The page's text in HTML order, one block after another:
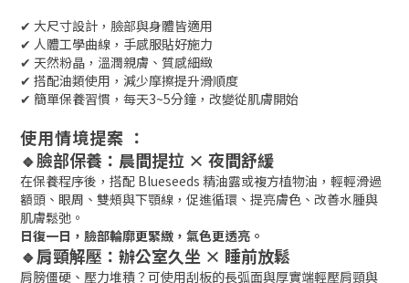
✔ 大尺寸設計，臉部與身體皆適用
✔ 人體工學曲線，手感服貼好施力
✔ 天然粉晶，溫潤親膚、質感細緻
✔ 搭配油類使用，減少摩擦提升滑順度
✔ 簡單保養習慣，每天3~5分鐘，改變從肌膚開始
使用情境提案 ：
🔹臉部保養：晨間提拉 × 夜間舒緩
在保養程序後，搭配 Blueseeds 精油露或複方植物油，輕輕滑過
額頭、眼周、雙頰與下顎線，促進循環、提亮膚色、改善水腫與
肌膚鬆弛。
日復一日，臉部輪廓更緊緻，氣色更透亮。
🔹肩頸解壓：辦公室久坐 × 睡前放鬆
肩膀僵硬、壓力堆積？可使用刮板的長弧面與厚實端輕壓肩頸與